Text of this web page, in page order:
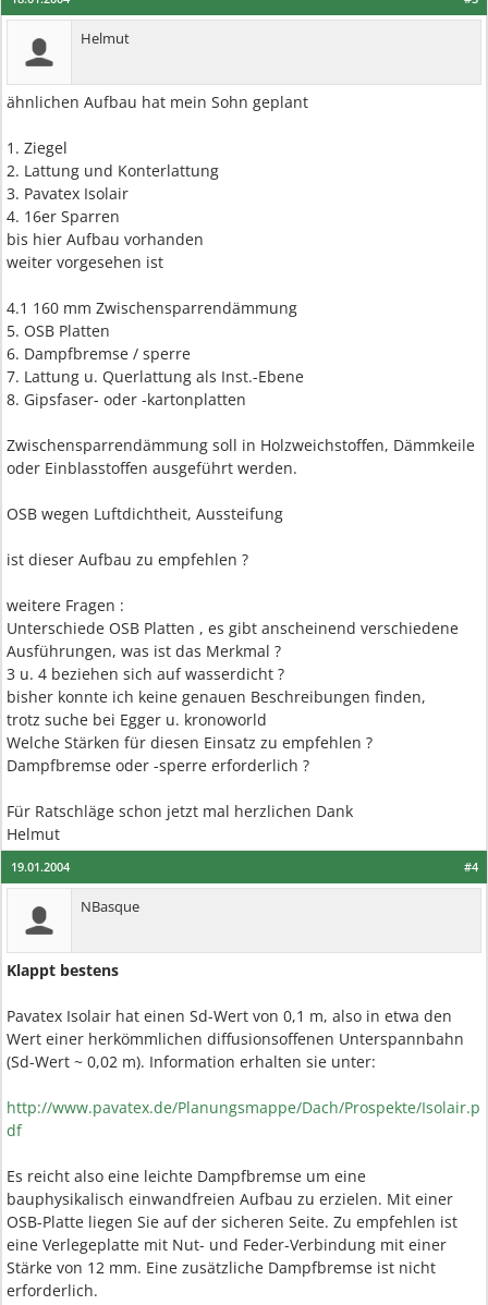
Helmut
ähnlichen Aufbau hat mein Sohn geplant
1. Ziegel
2. Lattung und Konterlattung
3. Pavatex Isolair
4. 16er Sparren
bis hier Aufbau vorhanden
weiter vorgesehen ist
4.1 160 mm Zwischensparrendämmung
5. OSB Platten
6. Dampfbremse / sperre
7. Lattung u. Querlattung als Inst.-Ebene
8. Gipsfaser- oder -kartonplatten
Zwischensparrendämmung soll in Holzweichstoffen, Dämmkeile
oder Einblasstoffen ausgeführt werden.
OSB wegen Luftdichtheit, Aussteifung
ist dieser Aufbau zu empfehlen ?
weitere Fragen :
Unterschiede OSB Platten , es gibt anscheinend verschiedene
Ausführungen, was ist das Merkmal ?
3 u. 4 beziehen sich auf wasserdicht ?
bisher konnte ich keine genauen Beschreibungen finden,
trotz suche bei Egger u. kronoworld
Welche Stärken für diesen Einsatz zu empfehlen ?
Dampfbremse oder -sperre erforderlich ?
Für Ratschläge schon jetzt mal herzlichen Dank
Helmut
#4
19.01.2004
NBasque
Klappt bestens
Pavatex Isolair hat einen Sd-Wert von 0,1 m, also in etwa den
Wert einer herkömmlichen diffusionsoffenen Unterspannbahn
(Sd-Wert ~ 0,02 m). Information erhalten sie unter:
http://www.pavatex.de/Planungsmappe/Dach/Prospekte/Isolair.p
df
Es reicht also eine leichte Dampfbremse um eine
bauphysikalisch einwandfreien Aufbau zu erzielen. Mit einer
OSB-Platte liegen Sie auf der sicheren Seite. Zu empfehlen ist
eine Verlegeplatte mit Nut- und Feder-Verbindung mit einer
Stärke von 12 mm. Eine zusätzliche Dampfbremse ist nicht
erforderlich.